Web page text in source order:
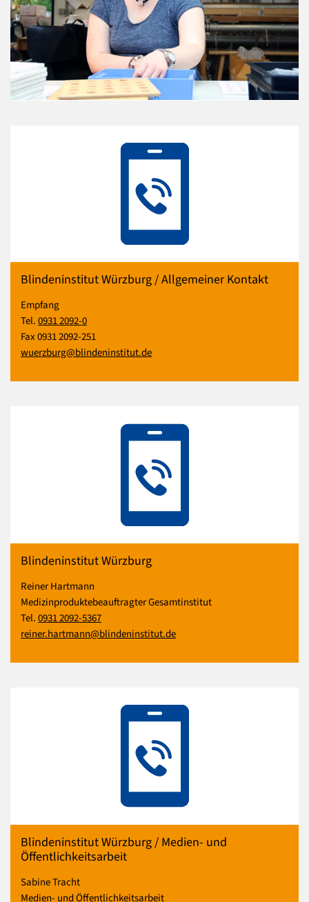
Blindeninstitut Würzburg / Allgemeiner Kontakt
Empfang
Tel.0931 2092-0
Fax 0931 2092-251
wuerzburg@blindeninstitut.de
Blindeninstitut Würzburg
Reiner Hartmann
Medizinproduktebeauftragter Gesamtinstitut
Tel.0931 2092-5367
reiner.hartmann@blindeninstitut.de
Blindeninstitut Würzburg / Medien- und
Öffentlichkeitsarbeit
Sabine Tracht
Medien- und Öffentlichkeitsarbeit